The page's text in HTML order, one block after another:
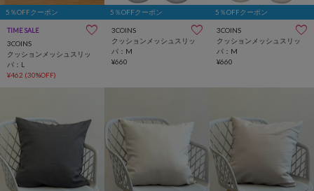
5％OFFクーポン
TIME SALE
3COINS
クッションメッシュスリッ
パ：L
¥462 (30%OFF)
5％OFFクーポン
3COINS
クッションメッシュスリッ
パ：M
¥660
5％OFFクーポン
3COINS
クッションメッシュスリッ
パ：M
¥660